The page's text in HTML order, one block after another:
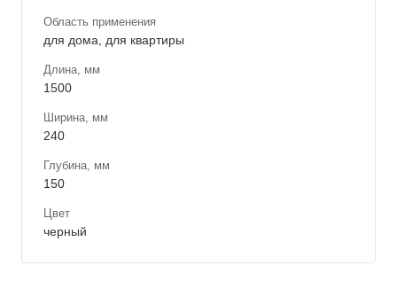
Область применения
для дома, для квартиры
Длина, мм
1500
Ширина, мм
240
Глубина, мм
150
Цвет
черный